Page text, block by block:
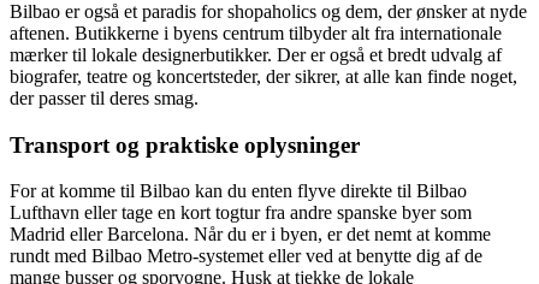
Bilbao er også et paradis for shopaholics og dem, der ønsker at nyde
aftenen. Butikkerne i byens centrum tilbyder alt fra internationale
mærker til lokale designerbutikker. Der er også et bredt udvalg af
biografer, teatre og koncertsteder, der sikrer, at alle kan finde noget,
der passer til deres smag.
Transport og praktiske oplysninger
For at komme til Bilbao kan du enten flyve direkte til Bilbao
Lufthavn eller tage en kort togtur fra andre spanske byer som
Madrid eller Barcelona. Når du er i byen, er det nemt at komme
rundt med Bilbao Metro-systemet eller ved at benytte dig af de
mange busser og sporvogne. Husk at tjekke de lokale